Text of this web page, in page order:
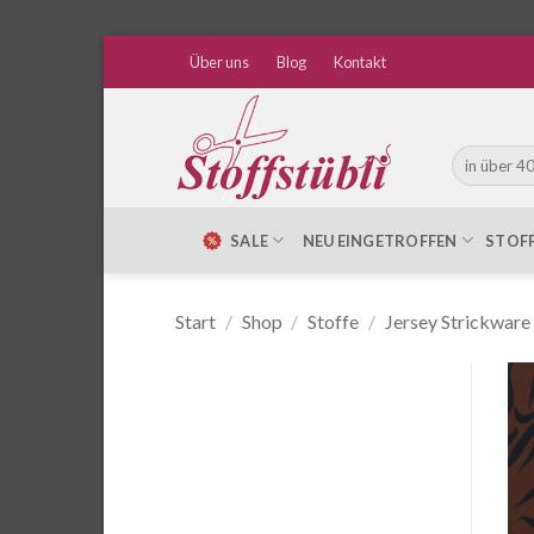
Über uns Blog Kontakt
Suche
nach:
SALE NEU EINGETROFFEN
Start / Shop / Stoffe / Jersey Strickware